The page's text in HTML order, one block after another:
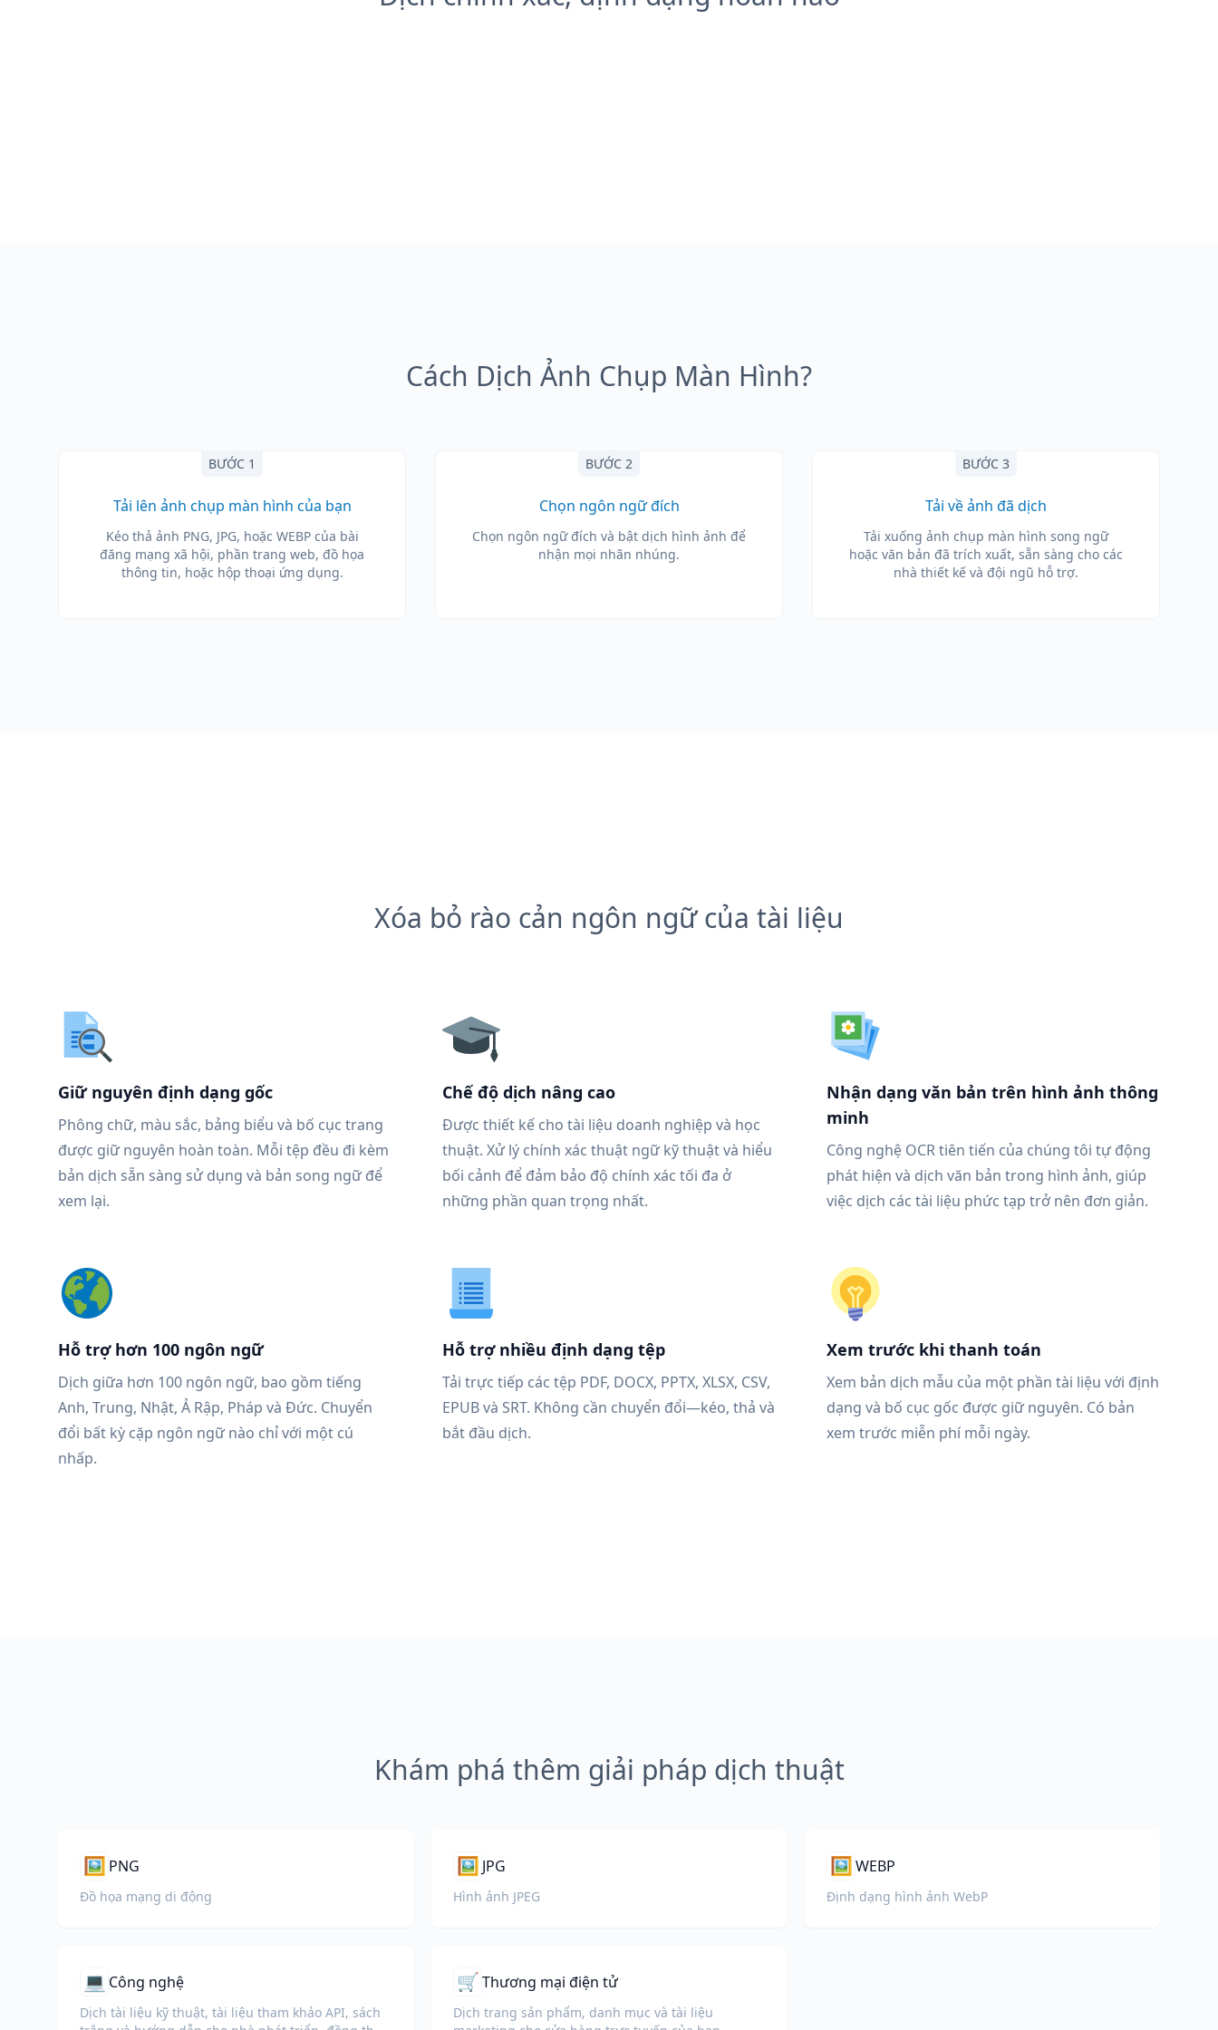
Cách Dịch Ảnh Chụp Màn Hình?
BƯỚC 1
Tải lên ảnh chụp màn hình của bạn
Kéo thả ảnh PNG, JPG, hoặc WEBP của bài
đăng mạng xã hội, phần trang web, đồ họa
thông tin, hoặc hộp thoại ứng dụng.
BƯỚC 2
Chọn ngôn ngữ đích
Chọn ngôn ngữ đích và bật dịch hình ảnh để
nhận mọi nhãn nhúng.
BƯỚC 3
Tải về ảnh đã dịch
Tải xuống ảnh chụp màn hình song ngữ
hoặc văn bản đã trích xuất, sẵn sàng cho các
nhà thiết kế và đội ngũ hỗ trợ.
Xóa bỏ rào cản ngôn ngữ của tài liệu
Giữ nguyên định dạng gốc
Phông chữ, màu sắc, bảng biểu và bố cục trang
được giữ nguyên hoàn toàn. Mỗi tệp đều đi kèm
bản dịch sẵn sàng sử dụng và bản song ngữ để
xem lại.
Chế độ dịch nâng cao
Được thiết kế cho tài liệu doanh nghiệp và học
thuật. Xử lý chính xác thuật ngữ kỹ thuật và hiểu
bối cảnh để đảm bảo độ chính xác tối đa ở
những phần quan trọng nhất.
Nhận dạng văn bản trên hình ảnh thông
minh
Công nghệ OCR tiên tiến của chúng tôi tự động
phát hiện và dịch văn bản trong hình ảnh, giúp
việc dịch các tài liệu phức tạp trở nên đơn giản.
Hỗ trợ hơn 100 ngôn ngữ
Dịch giữa hơn 100 ngôn ngữ, bao gồm tiếng
Anh, Trung, Nhật, Ả Rập, Pháp và Đức. Chuyển
đổi bất kỳ cặp ngôn ngữ nào chỉ với một cú
nhấp.
Hỗ trợ nhiều định dạng tệp
Tải trực tiếp các tệp PDF, DOCX, PPTX, XLSX, CSV,
EPUB và SRT. Không cần chuyển đổi—kéo, thả và
bắt đầu dịch.
Xem trước khi thanh toán
Xem bản dịch mẫu của một phần tài liệu với định
dạng và bố cục gốc được giữ nguyên. Có bản
xem trước miễn phí mỗi ngày.
Khám phá thêm giải pháp dịch thuật
🖼️ PNG
Đồ họa mạng di động
🖼️ JPG
Hình ảnh JPEG
🖼️ WEBP
Định dạng hình ảnh WebP
💻 Công nghệ
Dịch tài liệu kỹ thuật, tài liệu tham khảo API, sách
🛒Thương mại điện tử
Dịch trang sản phẩm, danh mục và tài liệu